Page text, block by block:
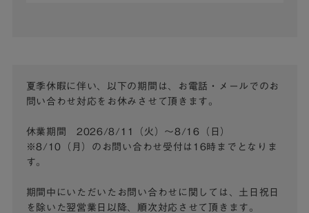
夏季休暇に伴い、以下の期間は、お電話・メールでのお
問い合わせ対応をお休みさせて頂きます。
休業期間 2026/8/11（火）～8/16（日）
※8/10（月）のお問い合わせ受付は16時までとなりま
す。
期間中にいただいたお問い合わせに関しては、土日祝日
を除いた翌営業日以降、順次対応させて頂きます。